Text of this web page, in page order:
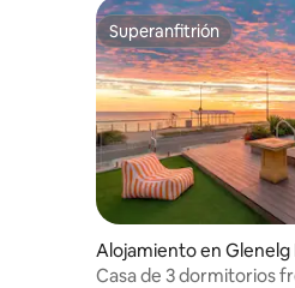
Superanfitrión
Superanfitrión
Alojamiento en Glenelg
th
Casa de 3 dormitorios